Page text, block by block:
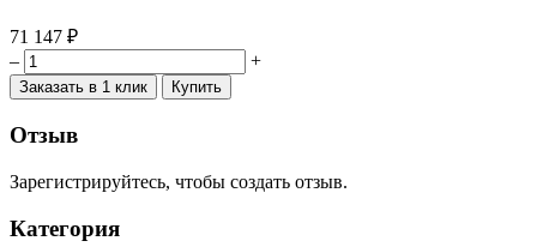
71 147 ₽
–
+
Заказать в 1 клик Купить
Отзыв
Зарегистрируйтесь, чтобы создать отзыв.
Категория